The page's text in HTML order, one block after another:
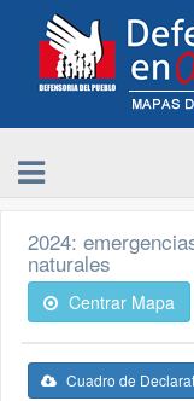
2024:
naturales
Centrar Mapa
Cuadro de